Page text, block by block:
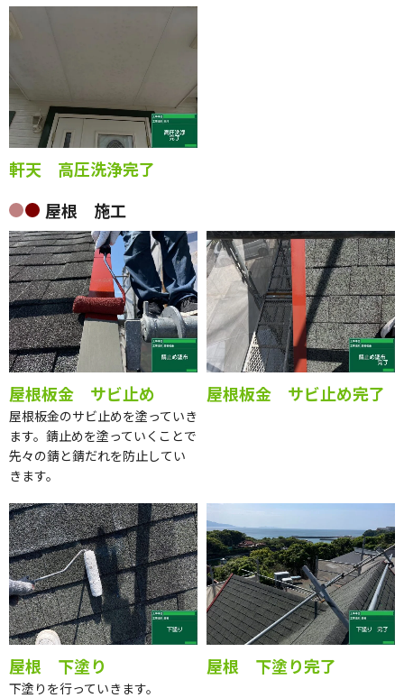
軒天 高圧洗浄完了
屋根 施工
屋根板金 サビ止め
屋根板金のサビ止めを塗っていき
ます。錆止めを塗っていくことで
先々の錆と錆だれを防止してい
きます。
屋根板金 サビ止め完了
屋根 下塗り
下塗りを行っていきます。
屋根 下塗り完了